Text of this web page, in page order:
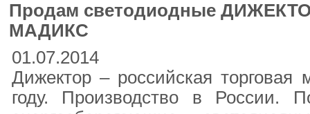
Продам светодиодные
МАДИКС
01.07.2014
Дижектор – российская торговая
году. Производство в России.